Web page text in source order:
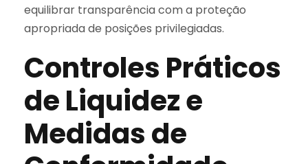
equilibrar transparência com a proteção
apropriada de posições privilegiadas.
Controles Práticos
de Liquidez e
Medidas de